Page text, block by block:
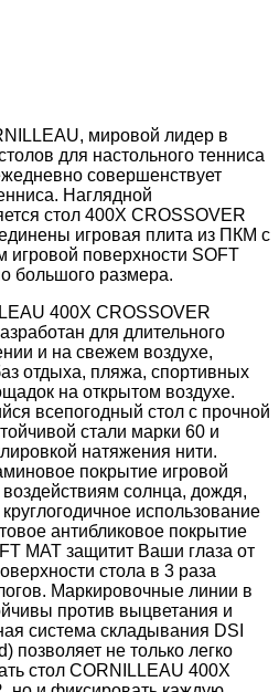
мировой лидер в
для настольного тенниса
совершенствует
Наглядной
стол 400X CROSSOVER
игровая плита из ПКМ с
поверхности SOFT
большого размера.
400X CROSSOVER
для длительного
и на свежем воздухе,
отдыха, пляжа, спортивных
на открытом воздухе.
всепогодный стол с прочной
стали марки 60 и
натяжения нити.
покрытие игровой
воздействиям солнца, дождя,
использование
антибликовое покрытие
MAT защитит Ваши глаза от
стола в 3 раза
Маркировочные линии в
против выцветания и
система складывания DSI
позволяет не только легко
стол CORNILLEAU 400X